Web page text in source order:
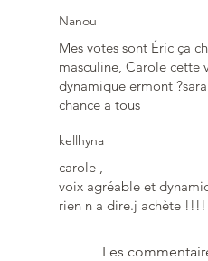
Nanou
Mes votes sont Éric ça
masculine, Carole cette
dynamique ermont
chance a tous
kellhyna
carole ,
voix agréable et
rien n a dire.j achète !!!!
Les